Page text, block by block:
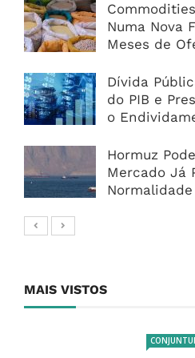
Numa Nova
Meses de
Dívida
do PIB e
o
Hormuz
Mercado Já
MAIS VISTOS